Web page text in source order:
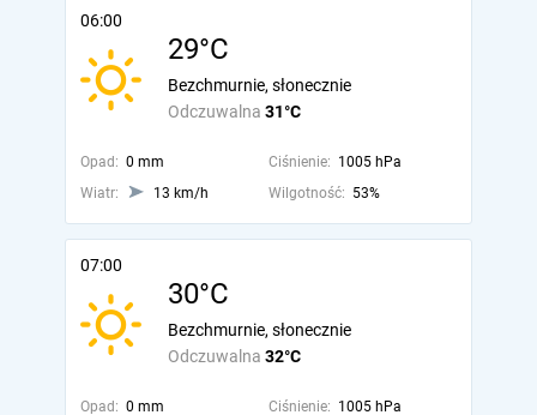
06:00
29°C
Odczuwalna 31°C
Bezchmurnie, słonecznie
Opad: 0 mm Ciśnienie: 1005 hPa
Wiatr:
13 km/h Wilgotność: 53%
07:00
30°C
Odczuwalna 32°C
Bezchmurnie, słonecznie
Opad: 0 mm Ciśnienie: 1005 hPa